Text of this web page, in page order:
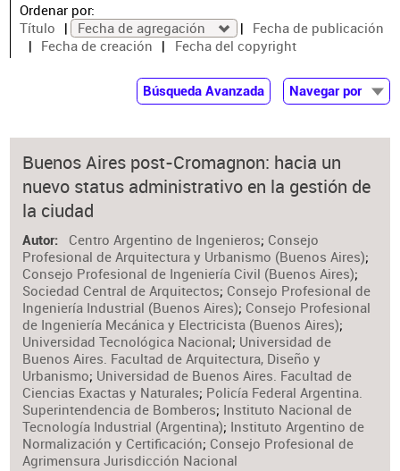
Ordenar por:
Título
Fecha de agregación
Fecha de publicación
Fecha de creación
Fecha del copyright
Búsqueda Avanzada
Navegar por
Autor
Colaborador
Materia
Buenos Aires post-Cromagnon: hacia un
nuevo status administrativo en la gestión de
la ciudad
Autor Centro Argentino de Ingenieros; Consejo
Profesional de Arquitectura y Urbanismo (Buenos Aires);
Consejo Profesional de Ingeniería Civil (Buenos Aires);
Sociedad Central de Arquitectos; Consejo Profesional de
Ingeniería Industrial (Buenos Aires); Consejo Profesional
de Ingeniería Mecánica y Electricista (Buenos Aires);
Universidad Tecnológica Nacional; Universidad de
Buenos Aires. Facultad de Arquitectura, Diseño y
Urbanismo; Universidad de Buenos Aires. Facultad de
Ciencias Exactas y Naturales; Policía Federal Argentina.
Superintendencia de Bomberos; Instituto Nacional de
Tecnología Industrial (Argentina); Instituto Argentino de
Normalización y Certificación; Consejo Profesional de
Agrimensura Jurisdicción Nacional